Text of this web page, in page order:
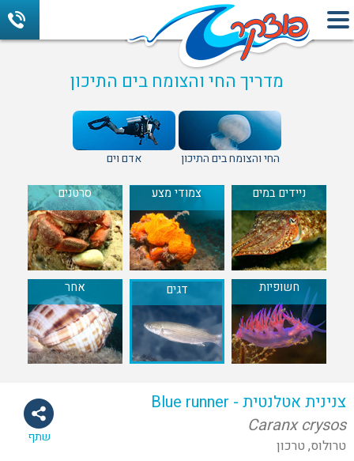
מדריך החי והצומח בים התיכון
החי והצומח בים התיכון אדם וים
ניידים במים צמודי מצע סרטנים
חשופיות דגים אחר
שתף
צנינית אטלנטית - Blue runner
Caranx crysos
טרולוס, טרכון